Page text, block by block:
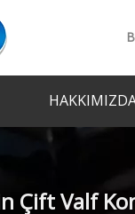
Çift Valf